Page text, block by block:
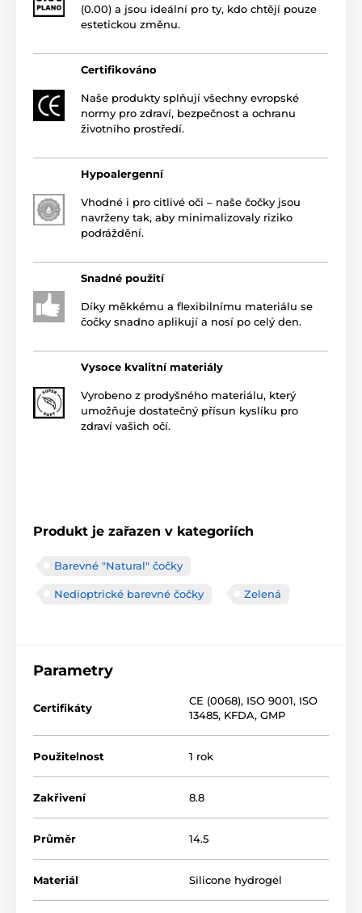
(0.00) a jsou ideální pro ty, kdo chtějí pouze
estetickou změnu.
Certifikováno
Naše produkty splňují všechny evropské
normy pro zdraví, bezpečnost a ochranu
životního prostředí.
Hypoalergenní
Vhodné i pro citlivé oči – naše čočky jsou
navrženy tak, aby minimalizovaly riziko
podráždění.
Snadné použití
Díky měkkému a flexibilnímu materiálu se
čočky snadno aplikují a nosí po celý den.
Vysoce kvalitní materiály
Vyrobeno z prodyšného materiálu, který
umožňuje dostatečný přísun kyslíku pro
zdraví vašich očí.
Produkt je zařazen v kategoriích
Barevné "Natural" čočky
Nedioptrické barevné čočky Zelená
Parametry
Certifikáty
CE (0068), ISO 9001, ISO
13485, KFDA, GMP
Použitelnost 1 rok
Zakřivení 8.8
Průměr 14.5
Materiál Silicone hydrogel